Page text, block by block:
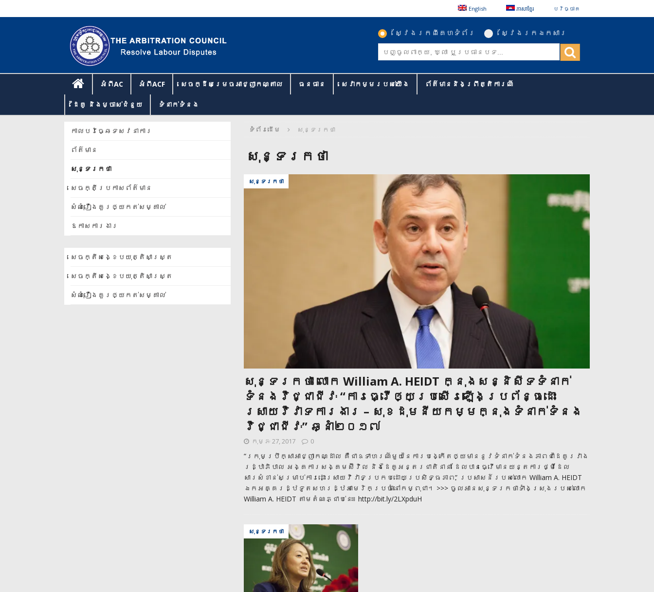
English ភាសាខ្មែរ បរិច្ចាគ
ស្វែងរកពីគេហទំព័រ ស្វែងរកឯកសារ
អំពីAC អំពីACF សេចក្ដីសម្រេចអាជ្ញាកណ្តាល ធនធាន សេវាកម្មរបស់យើង ព័ត៌មាននិងព្រឹត្តិការណ៍
ដៃគូ និងម្ចាស់ជំនួយ ទំនាក់​ទំនង​
ទំព័រដើម សុន្ទរកថា
សុន្ទរកថា
សុន្ទរកថា
សុន្ទរកថា លោក William A. HEIDT ក្នុង​សន្និសីទ​ទំនាក់
ទំនងវិជ្ជាជីវៈ “ការធ្វើឲ្យប្រសើរឡើងប្រព័ន្ធដោះ
ស្រាយវិវាទការងារ – សុខដុមនីយកម្មក្នុងទំនាក់ទំនង
វិជ្ជាជីវៈ” ឆ្នាំ២០១៧
កុម្ភៈ 27, 2017 0
“ក្រុមប្រឹក្សាអាជ្ញាកណ្ដាល គឺជាឧទាហរណ៍មួយនៃការបង្កើតឲ្យមាននូវទំនាក់ទំនងភាពជាដៃគូរវាង
រដ្ឋាភិបាល អង្គការសង្គមស៊ីវិល និងដៃគូអន្តរជាតិ​នានា ដែលបានធ្វើមានយន្តការថ្មីដែល
សារសំខាន់សម្រាប់ការដោះស្រាយ​វិវាទប្រកបដោយប្រសិទ្ធភាព” ប្រសាសន៍របស់លោក William A. HEIDT
ឯកអគ្គរដ្ឋទូតសហរដ្ឋអាមេរិក​ប្រចាំ​នៅ​កម្ពុជា។ >>> ចូលអានសុន្ទរកថាទាំងស្រុងរបស់លោក
William A. HEIDT តាមតំណភ្ជាប់នេះ៖ http://bit.ly/2LXpduH
សុន្ទរកថា
កាលបរិច្ឆេទសវនាការ
ព័ត៌មាន
សុន្ទរកថា
សេចក្តីប្រកាសព័ត៌មាន
សំណុំរឿងគួរឲ្យកត់សម្គាល់
ឱកាសការងារ
សេចក្តីសង្ខេបយុត្តិសាស្ត្រ
សេចក្តីសង្ខេបយុត្តិសាស្ត្រ
សំណុំរឿងគួរឲ្យកត់សម្គាល់